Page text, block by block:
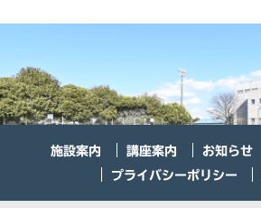
施設案内 講座案内 お知らせ
プライバシーポリシー